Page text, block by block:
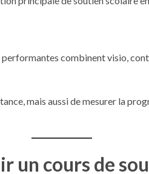
combinent visio,
mais aussi de mesurer la
un cours de